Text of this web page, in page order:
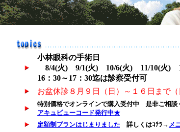
小林眼科の手術日
8/4(火) 9/1(火) 10/6(火) 11/10(火
16：30～17：30迄は診察受付可
お盆休診８月９日（日）～１６日まで（
特別価格でオンラインで購入受付中 是非ご相談
アキュビューコード発行中★
定額制プランはじまりました 詳しくはｺﾁﾗ→ メ